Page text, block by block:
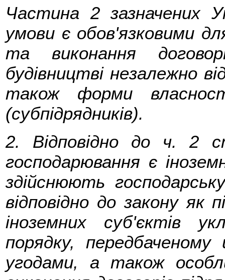
Частина 2 зазначених
умови є обов'язковими
та виконання
будівництві незалежно
також форми
(субпідрядників).
2. Відповідно до ч. 2
господарювання є
здійснюють
відповідно до закону як
іноземних суб'єктів
порядку,
угодами, а також